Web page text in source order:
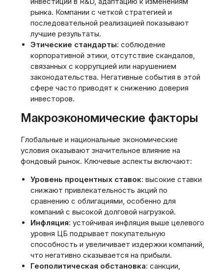
рынка. Компании с четкой стратегией и
последовательной реализацией показывают
лучшие результаты.
Этические стандарты: соблюдение
корпоративной этики, отсутствие скандалов,
связанных с коррупцией или нарушением
законодательства. Негативные события в этой
сфере часто приводят к снижению доверия
инвесторов.
Макроэкономические факторы
Глобальные и национальные экономические
условия оказывают значительное влияние на
фондовый рынок. Ключевые аспекты включают:
Уровень процентных ставок: высокие ставки
снижают привлекательность акций по
сравнению с облигациями, особенно для
компаний с высокой долговой нагрузкой.
Инфляция: устойчивая инфляция выше целевого
уровня ЦБ подрывает покупательную
способность и увеличивает издержки компаний,
что негативно сказывается на прибыли.
Геополитическая обстановка: санкции,